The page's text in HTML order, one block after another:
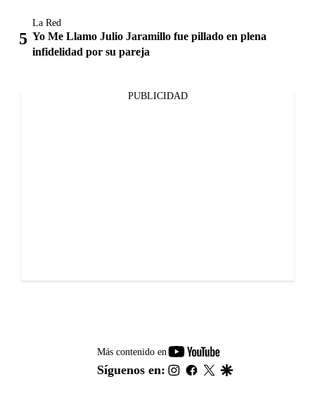
La Red
Yo Me Llamo Julio Jaramillo fue pillado en plena
infidelidad por su pareja
PUBLICIDAD
Más contenido en
youtube-
footer
Síguenos en: instagram
facebook
twitter